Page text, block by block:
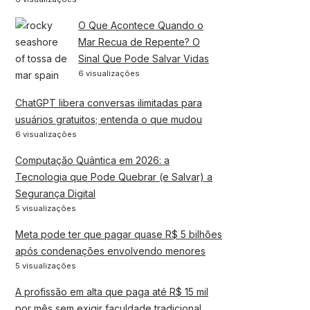
O Que Acontece Quando o
Mar Recua de Repente? O
Sinal Que Pode Salvar Vidas
6 visualizações
ChatGPT libera conversas ilimitadas para
usuários gratuitos; entenda o que mudou
6 visualizações
Computação Quântica em 2026: a
Tecnologia que Pode Quebrar (e Salvar) a
Segurança Digital
5 visualizações
Meta pode ter que pagar quase R$ 5 bilhões
após condenações envolvendo menores
5 visualizações
A profissão em alta que paga até R$ 15 mil